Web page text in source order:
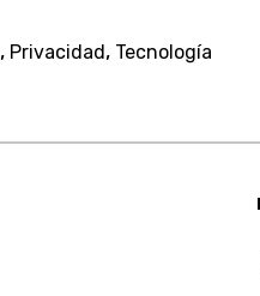
, Privacidad, Tecnología